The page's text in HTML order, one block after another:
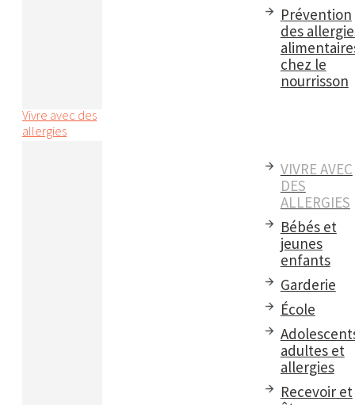
Prévention
des
chez le
nourrisson
Vivre avec des
allergies
VIVRE AVEC
DES
ALLERGIES
Bébés et
jeunes
enfants
Garderie
École
adultes et
allergies
Recevoir et